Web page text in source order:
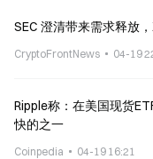
SEC 澄清带来需求释放
CryptoFrontNews 04-19
Ripple称：在美国现货
快的之一
Coinpedia 04-19 16:21